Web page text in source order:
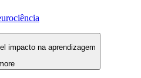
impacto na aprendizagem